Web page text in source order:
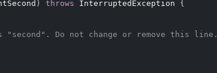
) throws InterruptedException {
Do not change or remove this line.